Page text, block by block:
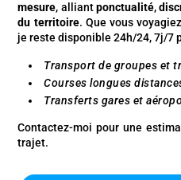
mesure, alliantponctualité,
du territoire. Que vous
je reste disponible 24h/24, 7j/7
Transport de groupes et
Courses longues
Transferts gares et
Contactez-moi pour une
trajet.